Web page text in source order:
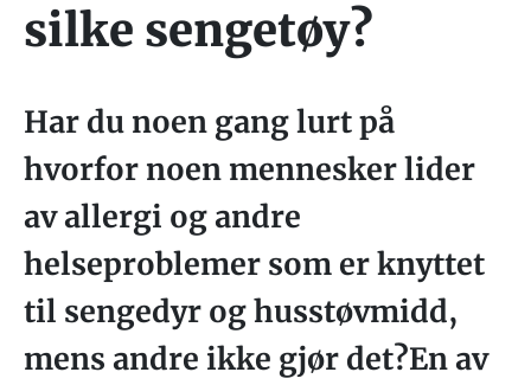
silke sengetøy?
Har du noen gang lurt på
hvorfor noen mennesker lider
av allergi og andre
helseproblemer som er knyttet
til sengedyr og husstøvmidd,
mens andre ikke gjør det?En av